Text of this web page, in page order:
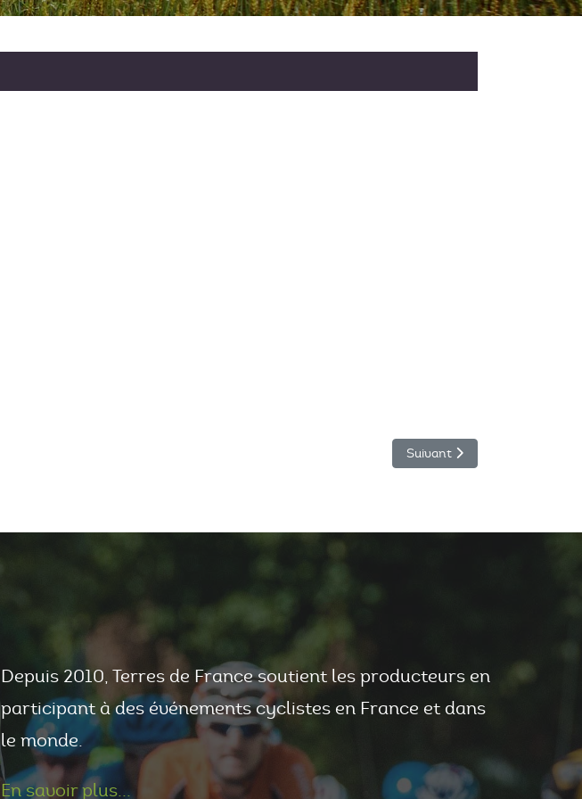
Article suivant : L’agneau
Suivant
Depuis 2010, Terres de France soutient les producteurs en
participant à des événements cyclistes en France et dans
le monde.
En savoir plus...